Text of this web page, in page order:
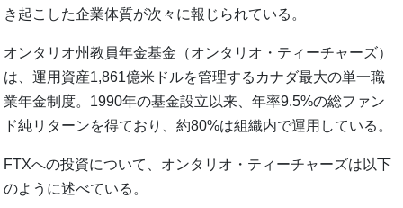
き起こした企業体質が次々に報じられている。
オンタリオ州教員年金基金（オンタリオ・ティーチャーズ）
は、運用資産1,861億米ドルを管理するカナダ最大の単一職
業年金制度。1990年の基金設立以来、年率9.5%の総ファン
ド純リターンを得ており、約80%は組織内で運用している。
FTXへの投資について、オンタリオ・ティーチャーズは以下
のように述べている。